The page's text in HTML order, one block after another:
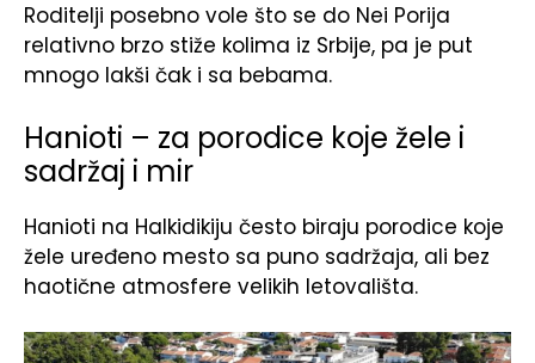
Roditelji posebno vole što se do Nei Porija
relativno brzo stiže kolima iz Srbije, pa je put
mnogo lakši čak i sa bebama.
Hanioti – za porodice koje žele i
sadržaj i mir
Hanioti na Halkidikiju često biraju porodice koje
žele uređeno mesto sa puno sadržaja, ali bez
haotične atmosfere velikih letovališta.